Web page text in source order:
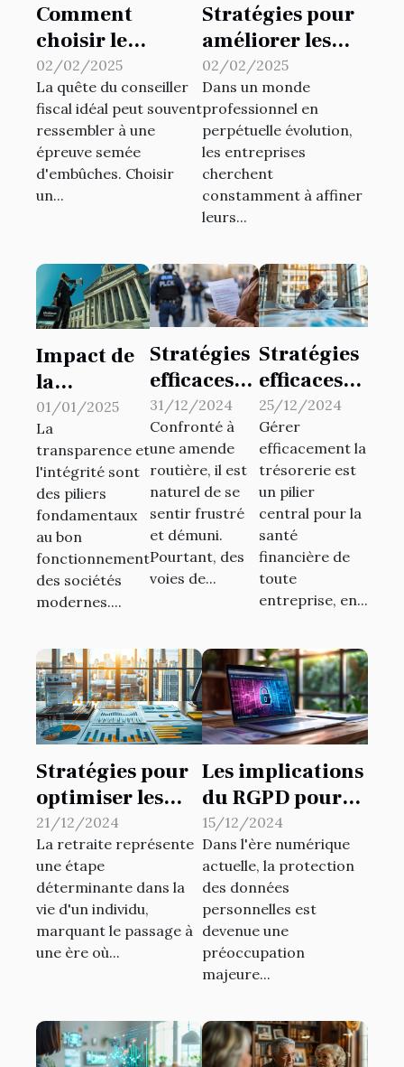
Comment
choisir le
meilleur
conseiller fiscal
pour vos besoins
personnels
02/02/2025
La quête du conseiller
fiscal idéal peut souvent
ressembler à une
épreuve semée
d'embûches. Choisir
un...
Stratégies pour
améliorer les
performances à
travers des
systèmes de
gestion
innovants
02/02/2025
Dans un monde
professionnel en
perpétuelle évolution,
les entreprises
cherchent
constamment à affiner
leurs...
Impact de
la
législation
sur la
protection
des
lanceurs
d'alerte
01/01/2025
La
transparence et
l'intégrité sont
des piliers
fondamentaux
au bon
fonctionnement
des sociétés
modernes....
Stratégies
efficaces
pour
contester
une
amende
routière
31/12/2024
Confronté à
une amende
routière, il est
naturel de se
sentir frustré
et démuni.
Pourtant, des
voies de...
Stratégies
efficaces
pour une
gestion de
trésorerie
optimale
dans les
startups
25/12/2024
Gérer
efficacement la
trésorerie est
un pilier
central pour la
santé
financière de
toute
entreprise, en...
Stratégies pour
optimiser les
fonds de pension
dans le secteur
privé
21/12/2024
La retraite représente
une étape
déterminante dans la
vie d'un individu,
marquant le passage à
une ère où...
Les implications
du RGPD pour
les petites
entreprises en
ligne
15/12/2024
Dans l'ère numérique
actuelle, la protection
des données
personnelles est
devenue une
préoccupation
majeure...